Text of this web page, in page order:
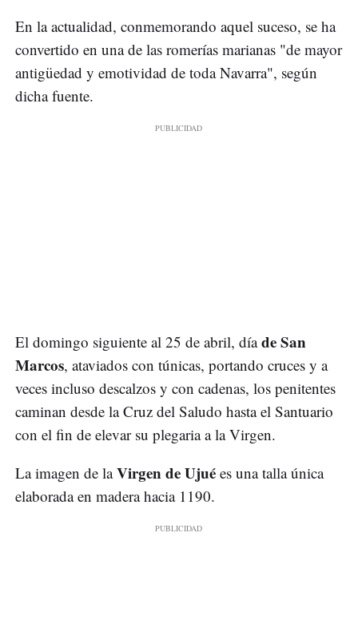
En la actualidad, conmemorando aquel suceso, se ha
convertido en una de las romerías marianas "de mayor
antigüedad y emotividad de toda Navarra", según
dicha fuente.
El domingo siguiente al 25 de abril, díade San
Marcos, ataviados con túnicas, portando cruces y a
veces incluso descalzos y con cadenas, los penitentes
caminan desde la Cruz del Saludo hasta el Santuario
con el fin de elevar su plegaria a la Virgen.
La imagen de laVirgen de Ujué es una talla única
elaborada en madera hacia 1190.